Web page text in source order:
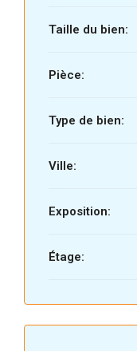
Taille du bien:
Pièce:
Type de bien:
Ville:
Exposition:
Étage: